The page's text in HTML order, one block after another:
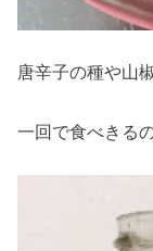
唐辛子の種や山
一回で食べきる